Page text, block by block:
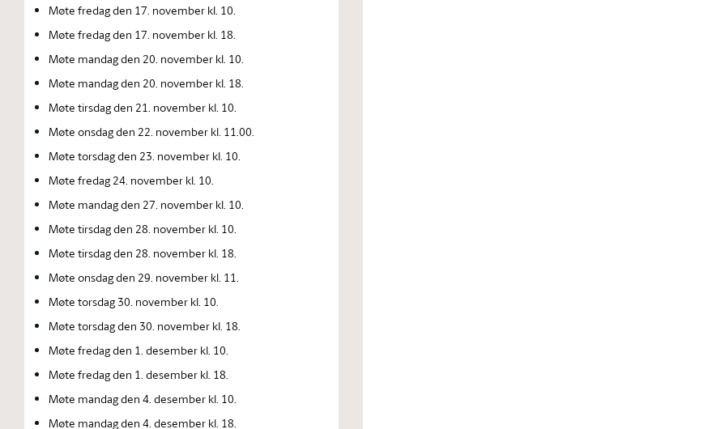
Møte fredag den 17. november kl. 10.
Møte fredag den 17. november kl. 18.
Møte mandag den 20. november kl. 10.
Møte mandag den 20. november kl. 18.
Møte tirsdag den 21. november kl. 10.
Møte onsdag den 22. november kl. 11.00.
Møte torsdag den 23. november kl. 10.
Møte fredag 24. november kl. 10.
Møte mandag den 27. november kl. 10.
Møte tirsdag den 28. november kl. 10.
Møte tirsdag den 28. november kl. 18.
Møte onsdag den 29. november kl. 11.
Møte torsdag 30. november kl. 10.
Møte torsdag den 30. november kl. 18.
Møte fredag den 1. desember kl. 10.
Møte fredag den 1. desember kl. 18.
Møte mandag den 4. desember kl. 10.
Møte mandag den 4. desember kl. 18.